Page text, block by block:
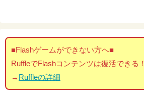
■Flashゲームができない方へ■
RuffleでFlashコンテンツは復活できる！
→ Ruffleの詳細